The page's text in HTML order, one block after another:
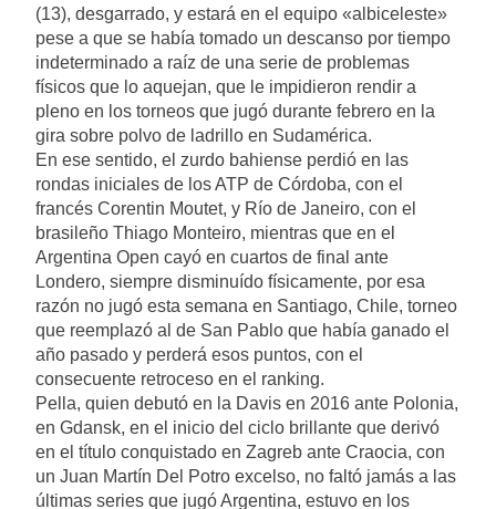
(13), desgarrado, y estará en el equipo «albiceleste»
pese a que se había tomado un descanso por tiempo
indeterminado a raíz de una serie de problemas
físicos que lo aquejan, que le impidieron rendir a
pleno en los torneos que jugó durante febrero en la
gira sobre polvo de ladrillo en Sudamérica.
En ese sentido, el zurdo bahiense perdió en las
rondas iniciales de los ATP de Córdoba, con el
francés Corentin Moutet, y Río de Janeiro, con el
brasileño Thiago Monteiro, mientras que en el
Argentina Open cayó en cuartos de final ante
Londero, siempre disminuído físicamente, por esa
razón no jugó esta semana en Santiago, Chile, torneo
que reemplazó al de San Pablo que había ganado el
año pasado y perderá esos puntos, con el
consecuente retroceso en el ranking.
Pella, quien debutó en la Davis en 2016 ante Polonia,
en Gdansk, en el inicio del ciclo brillante que derivó
en el título conquistado en Zagreb ante Craocia, con
un Juan Martín Del Potro excelso, no faltó jamás a las
últimas series que jugó Argentina, estuvo en los